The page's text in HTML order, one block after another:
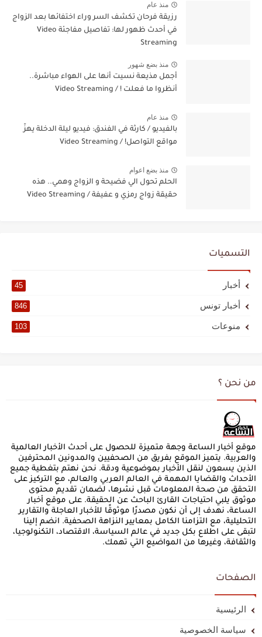
منذ عام
رزيقة فرحان تكشف السر وراء اختفائها بعد الزواج
في أحدث ظهور لها: تفاصيل مفاجئة Video
Streaming
منذ بضع شهور
أجمل مذيعة نسيت أنها على الهواء مباشرة..
أنظروا ما فعلت ! / Video Streaming
منذ عام
بالفيديو / كارثة في الفندق: فيديو ليلة الدخلة يهزّ
مواقع التواصل! / Video Streaming
منذ بضع اعوام
الحلم تحول الي فضيحة و الزواج وهمي.. هذه
حقيقة زواج رمزي و عفيفة / Video Streaming
التسميات
أخبار 45
أخبار تونس 846
منوعات 103
من نحن ؟
موقع أخبار الساعة وجهة متميزة للحصول على أحدث الأخبار العالمية
والعربية. يتميز الموقع بفريق من الصحفيين والمدونين المحترفين
الذين يسعون لنقل الأخبار بموضوعية ودقة. نحن نهتم بتغطية جميع
الأحداث والقضايا المهمة في العالم العربي والعالم، مع التركيز على
التحقق من صحة المعلومات قبل نشرها، لضمان تقديم محتوى
موثوق يلبي احتياجات القارئ الباحث عن الحقيقة. على موقع أخبار
الساعة، نهدف إلى أن نكون مصدرًا موثوقًا للأخبار العاجلة والتقارير
التحليلية، مع التزامنا الكامل بمعايير النزاهة الصحفية. انضم إلينا
لتبقى على اطلاع بكل جديد في عالم السياسة، الاقتصاد، التكنولوجيا،
والثقافة، وغيرها من المواضيع التي تهمك.
الصفحات
الرئيسية
سياسة الخصوصية